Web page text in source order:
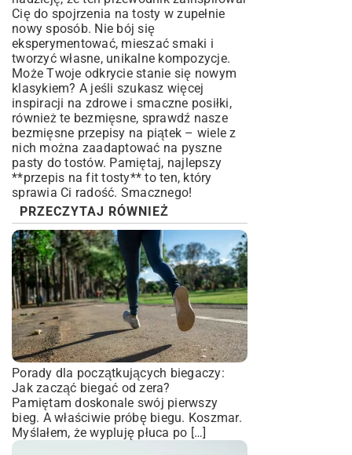
Cię do spojrzenia na tosty w zupełnie
nowy sposób. Nie bój się
eksperymentować, mieszać smaki i
tworzyć własne, unikalne kompozycje.
Może Twoje odkrycie stanie się nowym
klasykiem? A jeśli szukasz więcej
inspiracji na zdrowe i smaczne posiłki,
również te bezmięsne, sprawdź nasze
bezmięsne przepisy na piątek – wiele z
nich można zaadaptować na pyszne
pasty do tostów. Pamiętaj, najlepszy
**przepis na fit tosty** to ten, który
sprawia Ci radość. Smacznego!
PRZECZYTAJ RÓWNIEŻ
Porady dla początkujących biegaczy:
Jak zacząć biegać od zera?
Pamiętam doskonale swój pierwszy
bieg. A właściwie próbę biegu. Koszmar.
Myślałem, że wypluję płuca po […]